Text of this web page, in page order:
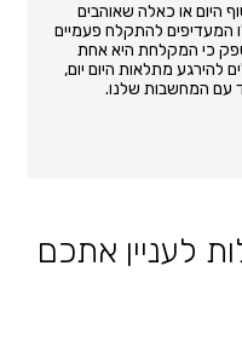
היום או כאלה שאוהבים
המעדיפים להתקלח פעמיים
ספק כי המקלחת היא אחת
להירגע מתלאות היום יום,
עם המחשבות שלנו.
לעניין אתכם